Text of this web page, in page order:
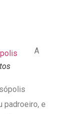
A
padroeiro, e